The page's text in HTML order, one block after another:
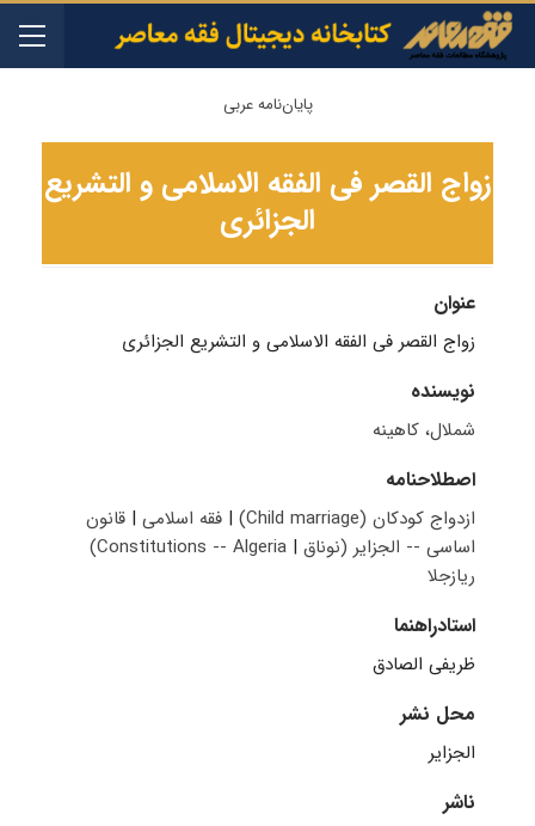
پایان‌نامه عربی
زواج القصر فی الفقه الاسلامی و التشریع
الجزائری
عنوان
زواج القصر فی الفقه الاسلامی و التشریع الجزائری
نویسنده
شملال، کاهینه
اصطلاحنامه
ازدواج کودکان (Child marriage) | فقه اسلامی | قانون
اساسی -- الجزایر (‫‭(Constitutions -- Algeria
| قانون
الجزایر
استادراهنما
ظریفی الصادق
محل نشر
الجزایر
ناشر